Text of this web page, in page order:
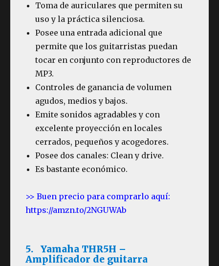
Toma de auriculares que permiten su
uso y la práctica silenciosa.
Posee una entrada adicional que
permite que los guitarristas puedan
tocar en conjunto con reproductores de
MP3.
Controles de ganancia de volumen
agudos, medios y bajos.
Emite sonidos agradables y con
excelente proyección en locales
cerrados, pequeños y acogedores.
Posee dos canales: Clean y drive.
Es bastante económico.
>> Buen precio para comprarlo aquí:
https://amzn.to/2NGUWAb
5. Yamaha THR5H –
Amplificador de guitarra